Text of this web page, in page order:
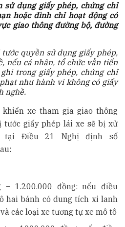
sử dụng giấy phép, chứng chỉ
hoặc đình chỉ hoạt động có
giao thông đường bộ, đường
quyền sử dụng giấy phép,
nếu cá nhân, tổ chức vẫn tiến
trong giấy phép, chứng chỉ
như hành vi không có giấy
nghề.
xe tham gia giao thông
tước giấy phép lái xe sẽ bị xử
tại Điều 21 Nghị định số
– 1.200.000 đồng: nếu điều
hai bánh có dung tích xi lanh
các loại xe tương tự xe mô tô